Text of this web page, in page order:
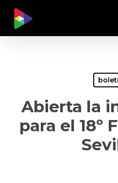
main
Abierta la
para el 18º